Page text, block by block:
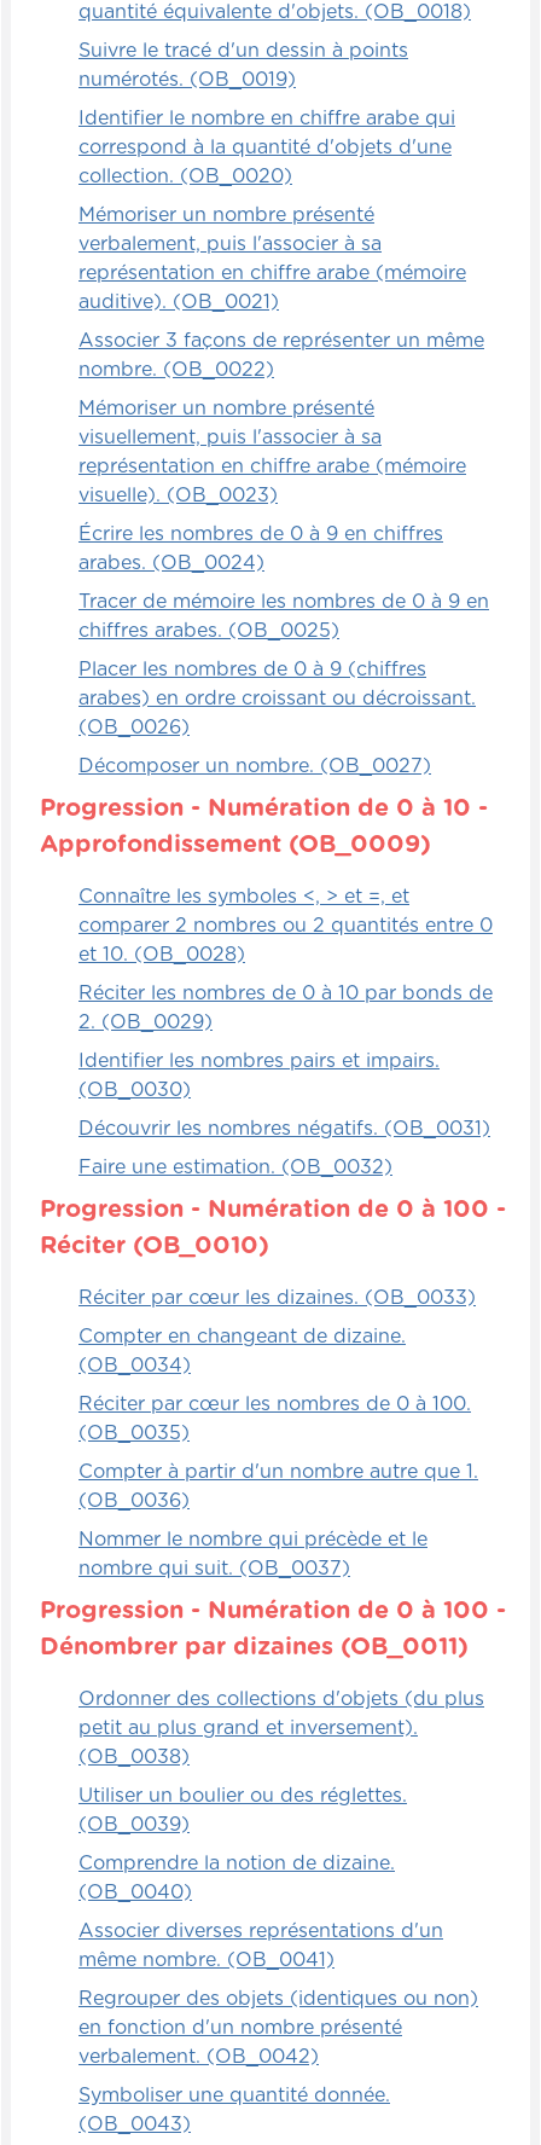
quantité équivalente d'objets. (OB_0018)
Suivre le tracé d'un dessin à points
numérotés. (OB_0019)
Identifier le nombre en chiffre arabe qui
correspond à la quantité d'objets d'une
collection. (OB_0020)
Mémoriser un nombre présenté
verbalement, puis l'associer à sa
représentation en chiffre arabe (mémoire
auditive). (OB_0021)
Associer 3 façons de représenter un même
nombre. (OB_0022)
Mémoriser un nombre présenté
visuellement, puis l'associer à sa
représentation en chiffre arabe (mémoire
visuelle). (OB_0023)
Écrire les nombres de 0 à 9 en chiffres
arabes. (OB_0024)
Tracer de mémoire les nombres de 0 à 9 en
chiffres arabes. (OB_0025)
Placer les nombres de 0 à 9 (chiffres
arabes) en ordre croissant ou décroissant.
(OB_0026)
Décomposer un nombre. (OB_0027)
Progression - Numération de 0 à 10 -
Approfondissement (OB_0009)
Connaître les symboles <, > et =, et
comparer 2 nombres ou 2 quantités entre 0
et 10. (OB_0028)
Réciter les nombres de 0 à 10 par bonds de
2. (OB_0029)
Identifier les nombres pairs et impairs.
(OB_0030)
Découvrir les nombres négatifs. (OB_0031)
Faire une estimation. (OB_0032)
Progression - Numération de 0 à 100 -
Réciter (OB_0010)
Réciter par cœur les dizaines. (OB_0033)
Compter en changeant de dizaine.
(OB_0034)
Réciter par cœur les nombres de 0 à 100.
(OB_0035)
Compter à partir d'un nombre autre que 1.
(OB_0036)
Nommer le nombre qui précède et le
nombre qui suit. (OB_0037)
Progression - Numération de 0 à 100 -
Dénombrer par dizaines (OB_0011)
Ordonner des collections d'objets (du plus
petit au plus grand et inversement).
(OB_0038)
Utiliser un boulier ou des réglettes.
(OB_0039)
Comprendre la notion de dizaine.
(OB_0040)
Associer diverses représentations d'un
même nombre. (OB_0041)
Regrouper des objets (identiques ou non)
en fonction d'un nombre présenté
verbalement. (OB_0042)
Symboliser une quantité donnée.
(OB_0043)